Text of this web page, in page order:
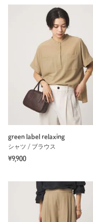
green label relaxing
シャツ / ブラウス
¥9,900